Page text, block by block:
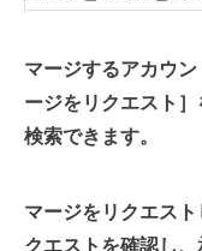
マージするアカウ
ージを リクエスト
検索できます。
マージをリクエス
クエストを確認し